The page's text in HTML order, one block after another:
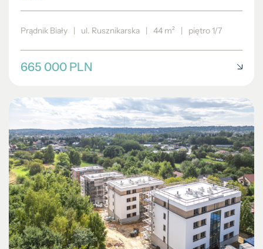
Prądnik Biały | ul. Rusznikarska | 44 m² | piętro 1/7
665 000 PLN